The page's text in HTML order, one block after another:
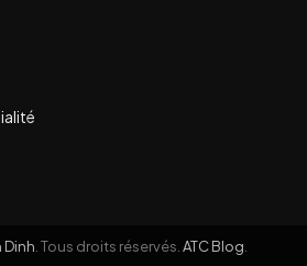
Dinh. Tous droits réservés.ATC Blog.